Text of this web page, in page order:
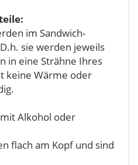
im Sandwich-
sie werden jeweils
in eine Strähne Ihres
keine Wärme oder
Alkohol oder
flach am Kopf und sind